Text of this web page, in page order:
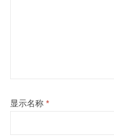
显示名称 *